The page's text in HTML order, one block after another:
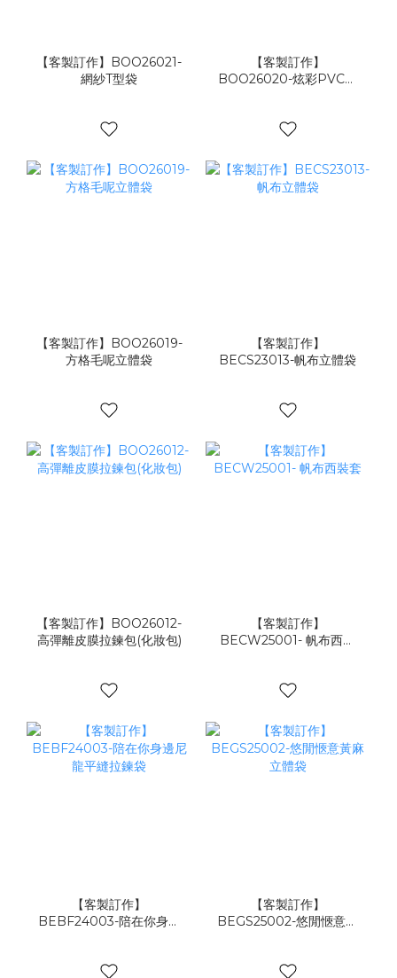
【客製訂作】BOO26021-
網紗T型袋
【客製訂作】
BOO26020-炫彩PVC立
【客製訂作】BOO26019-
方格毛呢立體袋
【客製訂作】
BECS23013-帆布立體袋
【客製訂作】BOO26012-
高彈離皮膜拉鍊包(化妝包)
【客製訂作】
BECW25001- 帆布西裝
【客製訂作】
BEBF24003-陪在你身邊
【客製訂作】
BEGS25002-悠閒愜意黃